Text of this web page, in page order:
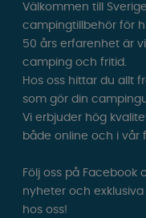
Välkommen till
campingtillbehör för
50 års erfarenhet är
camping och fritid.
Hos oss hittar du allt
som gör din
Vi erbjuder hög
både online och i vår
Följ oss på Facebook
nyheter och
hos oss!